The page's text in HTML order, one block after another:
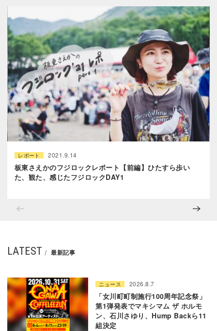
レポート 2021.9.14
板東さえかのフジロックレポート【前編】ひたすら歩い
た、観た、感じたフジロックDAY1
LATEST 最新記事
ニュース 2026.8.7
「女川町町制施行100周年記念祭」
第1弾発表でマキシマム ザ ホルモ
ン、石川さゆり、Hump Backら11
組決定